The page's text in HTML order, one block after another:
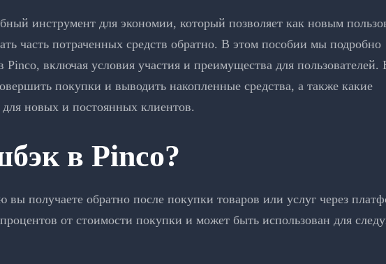
инструмент для экономии, который позволяет как новым
часть потраченных средств обратно. В этом пособии мы подробно
Pinco, включая условия участия и преимущества для пользователей.
покупки и выводить накопленные средства, а также какие
новых и постоянных клиентов.
в Pinco?
получаете обратно после покупки товаров или услуг через
от стоимости покупки и может быть использован для